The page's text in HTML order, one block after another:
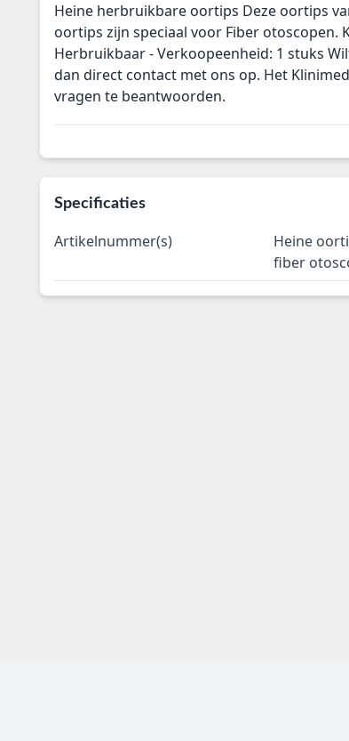
Heine herbruikbare oortips Deze oortips
oortips zijn speciaal voor Fiber otoscopen.
Herbruikbaar - Verkoopeenheid: 1 stuks
dan direct contact met ons op. Het
vragen te beantwoorden.
Specificaties
Artikelnummer(s)
Heine
fiber